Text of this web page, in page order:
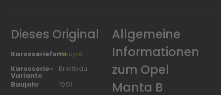
Dieses Original
KarosserieformCoupé
Karosserie-
Variante
Breitbau
Baujahr
1991
Allgemeine
Informationen
zum Opel
Manta B